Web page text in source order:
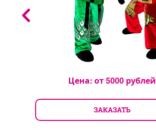
Цена: от5000 рублей
ЗАКАЗАТЬ